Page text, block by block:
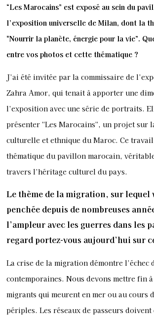
“Les Marocains” est exposé au sein du
l’exposition universelle de Milan, dont la
“Nourrir la planète, énergie pour la vie”.
entre vos photos et cette thématique ?
J’ai été invitée par la commissaire de
Zahra Amor, qui tenait à apporter une
l’exposition avec une série de portraits.
présenter “Les Marocains”, un projet sur
culturelle et ethnique du Maroc. Ce
thématique du pavillon marocain,
travers l’héritage culturel du pays.
Le thème de la migration, sur lequel
penchée depuis de nombreuses
l’ampleur avec les guerres dans les
regard portez-vous aujourd’hui sur
La crise de la migration démontre l’échec
contemporaines. Nous devons mettre fin
migrants qui meurent en mer ou au cours
périples. Les réseaux de passeurs